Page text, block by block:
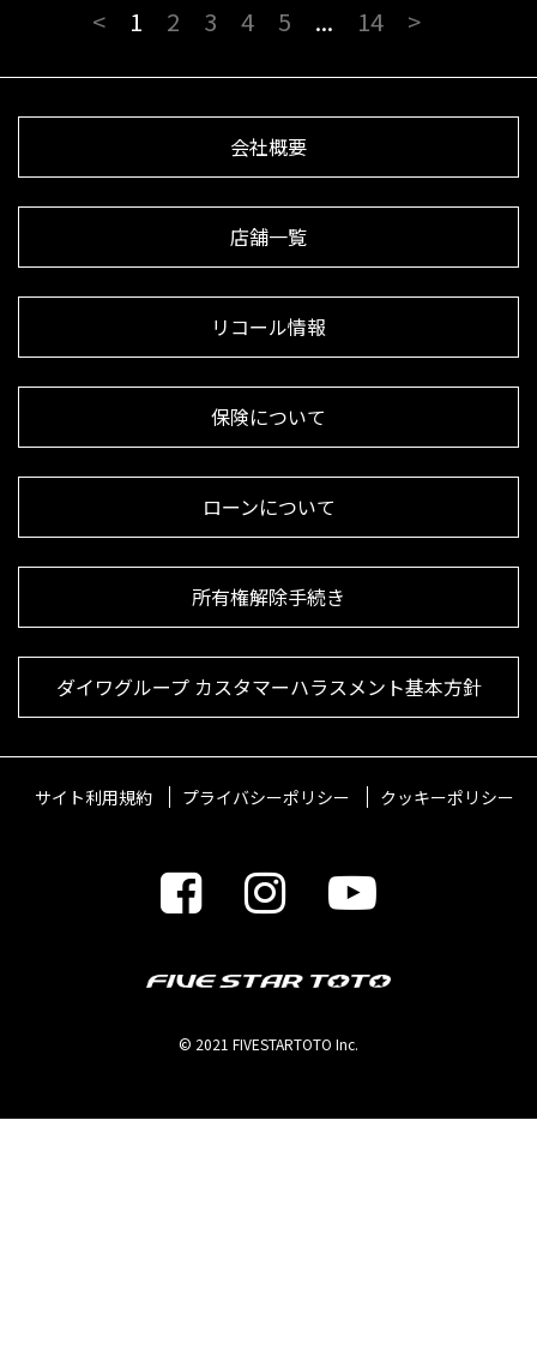
< 1 2 3 4 5 ... 14 >
会社概要
店舗一覧
リコール情報
保険について
ローンについて
所有権解除手続き
ダイワグループ カスタマーハラスメント基本方針
サイト利用規約 プライバシーポリシー クッキーポリシー
© 2021 FIVESTARTOTO Inc.